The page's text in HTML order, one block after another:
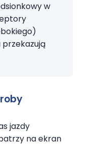
w
przekazują
jazdy
na ekran